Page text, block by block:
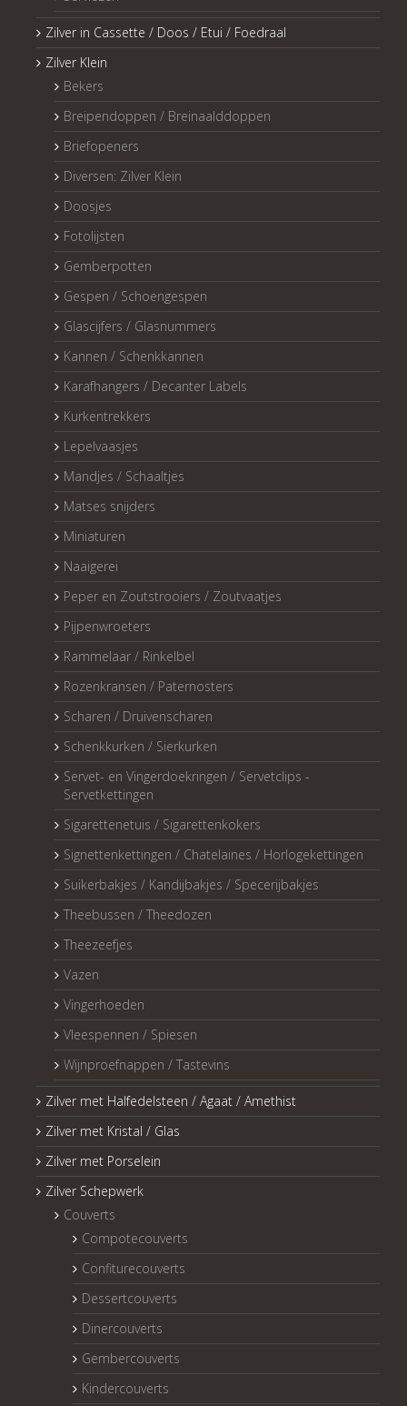
Zilver in Cassette / Doos / Etui / Foedraal
Zilver Klein
Bekers
Breipendoppen / Breinaalddoppen
Briefopeners
Diversen: Zilver Klein
Doosjes
Fotolijsten
Gemberpotten
Gespen / Schoengespen
Glascijfers / Glasnummers
Kannen / Schenkkannen
Karafhangers / Decanter Labels
Kurkentrekkers
Lepelvaasjes
Mandjes / Schaaltjes
Matses snijders
Miniaturen
Naaigerei
Peper en Zoutstrooiers / Zoutvaatjes
Pijpenwroeters
Rammelaar / Rinkelbel
Rozenkransen / Paternosters
Scharen / Druivenscharen
Schenkkurken / Sierkurken
Servet- en Vingerdoekringen / Servetclips -
Servetkettingen
Sigarettenetuis / Sigarettenkokers
Signettenkettingen / Chatelaines / Horlogekettingen
Suikerbakjes / Kandijbakjes / Specerijbakjes
Theebussen / Theedozen
Theezeefjes
Vazen
Vingerhoeden
Vleespennen / Spiesen
Wijnproefnappen / Tastevins
Zilver met Halfedelsteen / Agaat / Amethist
Zilver met Kristal / Glas
Zilver met Porselein
Zilver Schepwerk
Couverts
Compotecouverts
Confiturecouverts
Dessertcouverts
Dinercouverts
Gembercouverts
Kindercouverts